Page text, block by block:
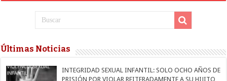
Últimas Noticias
INTEGRIDAD SEXUAL INFANTIL: SOLO OCHO AÑOS DE
PRISIÓN POR VIOLAR REITERADAMENTE A SU HIJITO